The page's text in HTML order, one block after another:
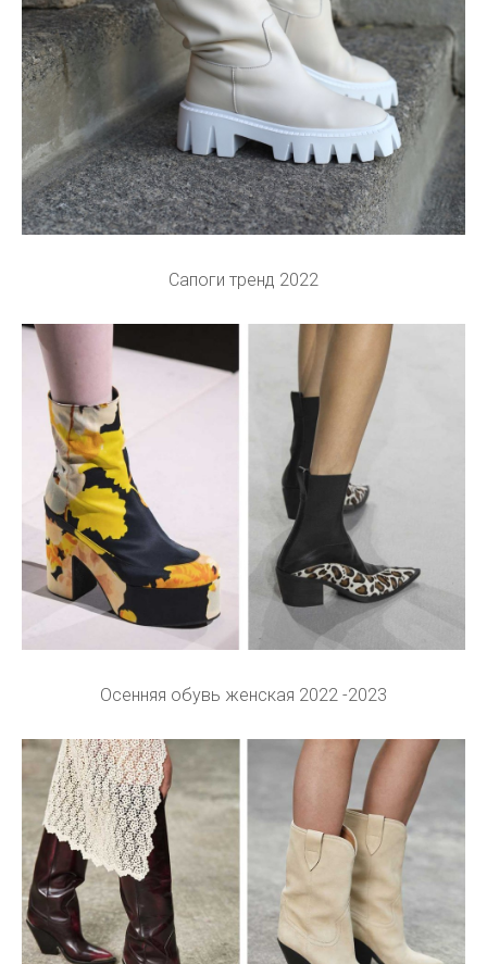
Сапоги тренд 2022
Осенняя обувь женская 2022 -2023